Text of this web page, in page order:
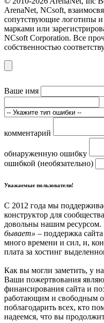
ArenaNet, NCsoft,
сопутствующие логотипы
марками или
NCsoft Corporation. Все
собственностью
Ваше имя
комментарий
обнаруженную ошибку
ошибкой (необязательно)
Уважаемые пользователи!
С 2012 года мы
конструктор для
довольны нашим
бывает» – поддержка
много времени и сил, и,
плата за хостинг
Как вы могли заметить, у
Ваши пожертвования
финансирования сайта и
работающим и свободным
поблагодарить всех, кто
надеемся, что вы